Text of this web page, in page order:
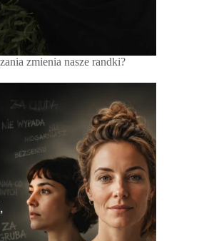
zmienia nasze randki?